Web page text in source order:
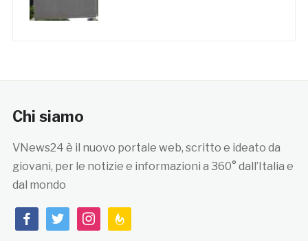
Chi siamo
VNews24 è il nuovo portale web, scritto e ideato da
giovani, per le notizie e informazioni a 360° dall’Italia e
dal mondo
facebooktwitterinstagramfeedburner